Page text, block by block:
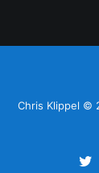
Chris Klippel ©